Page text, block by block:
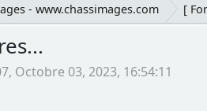
- www.chassimages.com [
Octobre 03, 2023, 16:54:11